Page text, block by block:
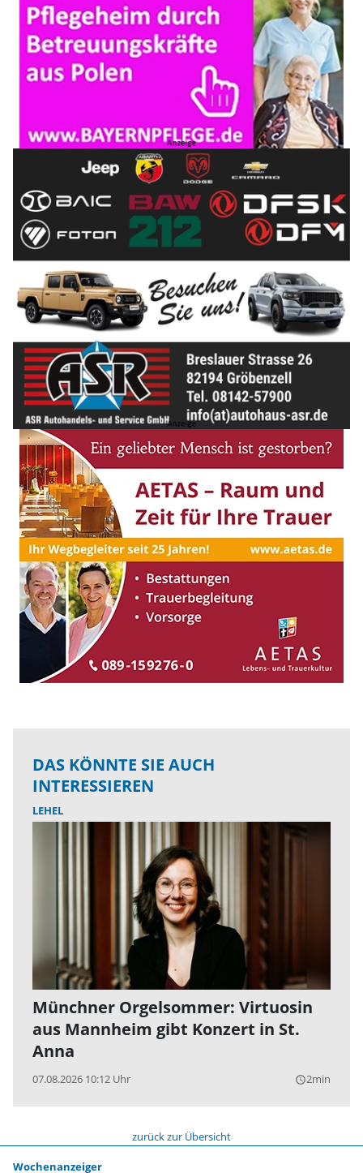
DAS KÖNNTE SIE AUCH
INTERESSIEREN
LEHEL
Münchner Orgelsommer: Virtuosin
aus Mannheim gibt Konzert in St.
Anna
07.08.2026 10:12 Uhr query_builder2min
zurück zur Übersicht
Wochenanzeiger